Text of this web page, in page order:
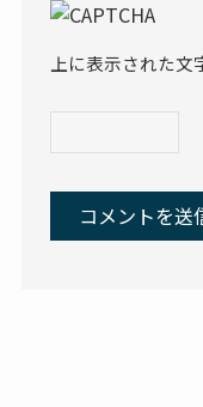
上に表示された文